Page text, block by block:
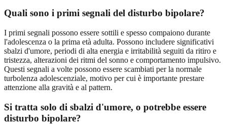
Quali sono i primi segnali del disturbo bipolare?
I primi segnali possono essere sottili e spesso compaiono durante
l'adolescenza o la prima età adulta. Possono includere significativi
sbalzi d'umore, periodi di alta energia e irritabilità seguiti da ritiro e
tristezza, alterazioni dei ritmi del sonno e comportamento impulsivo.
Questi segnali a volte possono essere scambiati per la normale
turbolenza adolescenziale, motivo per cui è importante prestare
attenzione alla gravità e al pattern.
Si tratta solo di sbalzi d'umore, o potrebbe essere
disturbo bipolare?